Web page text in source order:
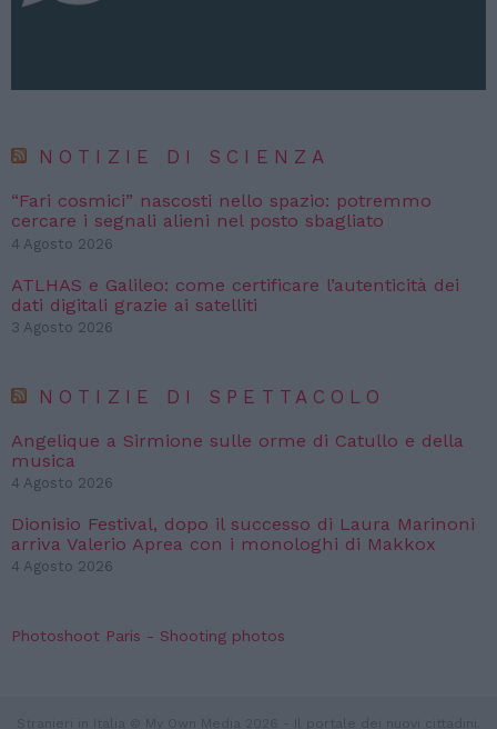
NOTIZIE DI SCIENZA
“Fari cosmici” nascosti nello spazio: potremmo
cercare i segnali alieni nel posto sbagliato
4 Agosto 2026
ATLHAS e Galileo: come certificare l’autenticità dei
dati digitali grazie ai satelliti
3 Agosto 2026
NOTIZIE DI SPETTACOLO
Angelique a Sirmione sulle orme di Catullo e della
musica
4 Agosto 2026
Dionisio Festival, dopo il successo di Laura Marinoni
arriva Valerio Aprea con i monologhi di Makkox
4 Agosto 2026
Photoshoot Paris - Shooting photos